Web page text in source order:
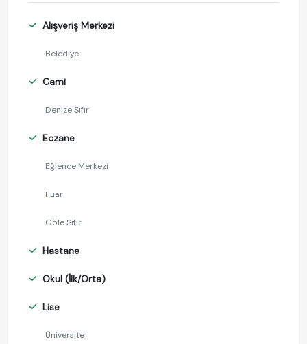
Alışveriş Merkezi
Belediye
Cami
Denize Sıfır
Eczane
Eğlence Merkezi
Fuar
Göle Sıfır
Hastane
Okul (İlk/Orta)
Lise
Üniversite